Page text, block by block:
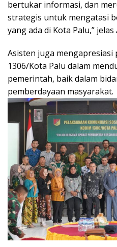
bertukar informasi, dan
strategis untuk mengatasi
yang ada di Kota Palu,” jelas
Asisten juga mengapresiasi
1306/Kota Palu dalam
pemerintah, baik dalam
pemberdayaan masyarakat.